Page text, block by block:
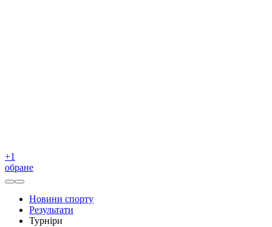
+1
обране
Новини спорту
Результати
Турніри